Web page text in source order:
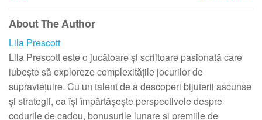
About The Author
Lila Prescott
Lila Prescott este o jucătoare și scriitoare pasionată care
iubește să exploreze complexitățile jocurilor de
supraviețuire. Cu un talent de a descoperi bijuterii ascunse
și strategii, ea își împărtășește perspectivele despre
codurile de cadou, bonusurile lunare și premiile de